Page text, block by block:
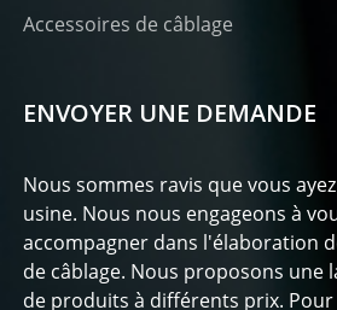
Accessoires de câblage
ENVOYER UNE DEMANDE
Nous sommes ravis que vous
usine. Nous nous engageons à
accompagner dans l'élaboration
de câblage. Nous proposons une
de produits à différents prix.